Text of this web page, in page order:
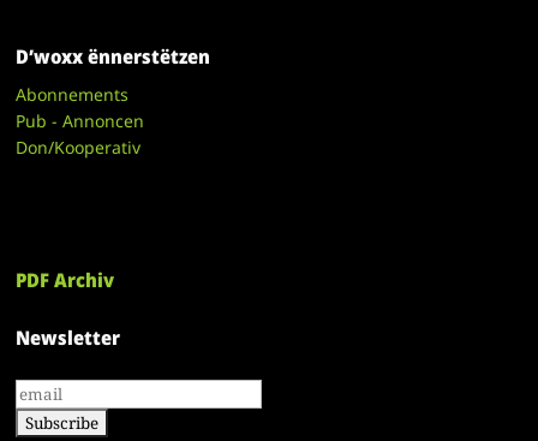
D’woxx ënnerstëtzen
Abonnements
Pub - Annoncen
Don/Kooperativ
PDF Archiv
Newsletter